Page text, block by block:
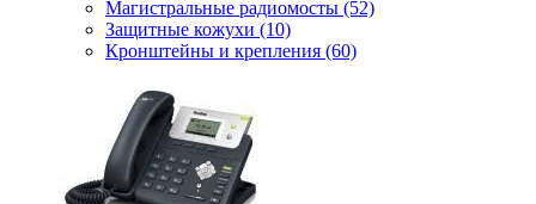
Магистральные радиомосты (52)
Защитные кожухи (10)
Кронштейны и крепления (60)